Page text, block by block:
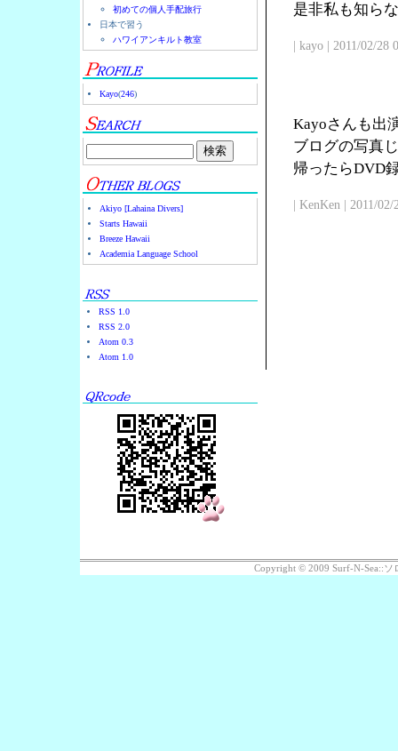
初めての個人手配旅行
日本で習う
ハワイアンキルト教室
Kayo(246)
Akiyo [Lahaina Divers]
Starts Hawaii
Breeze Hawaii
Academia Language School
RSS 1.0
RSS 2.0
Atom 0.3
Atom 1.0
是非私も知ら
| kayo | 2011/02/28
Kayoさんも出
ブログの写真
帰ったらDVD
| KenKen | 2011/
Copyright © 2009 Surf-N-Sea::